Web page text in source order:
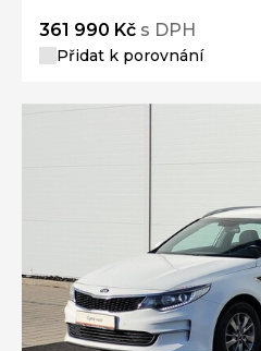
361 990 Kč s DPH
Přidat k porovnání